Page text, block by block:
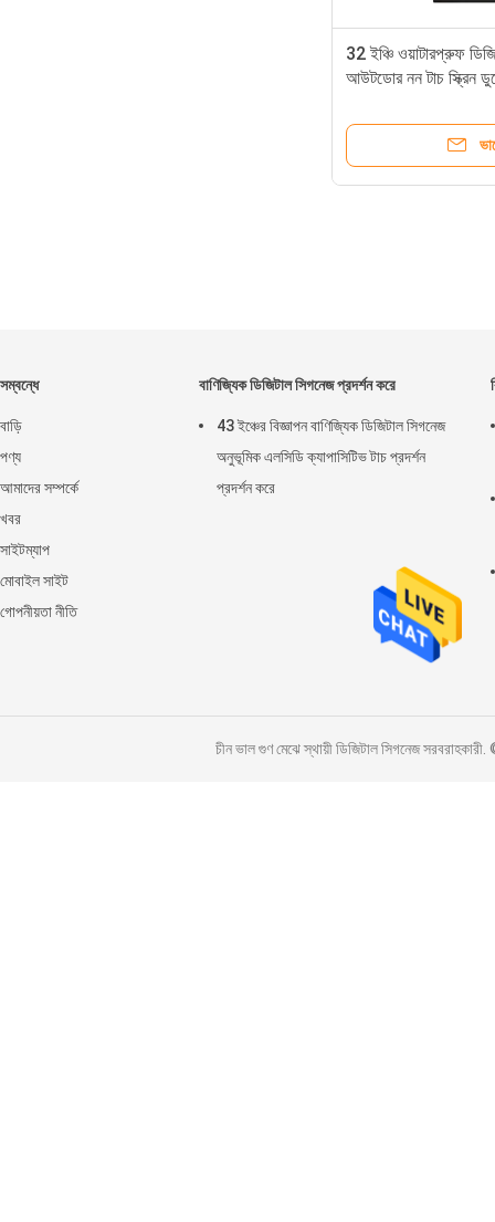
32 ইঞ্চি ওয়াটারপ্রুফ
আউটডোর নন টাচ স্ক্রিন
সম্বন্ধে
বাড়ি
পণ্য
আমাদের সম্পর্কে
খবর
সাইটম্যাপ
মোবাইল সাইট
গোপনীয়তা নীতি
বাণিজ্যিক ডিজিটাল সিগনেজ প্রদর্শন করে
43 ইঞ্চের বিজ্ঞাপন বাণিজ্যিক ডিজিটাল সিগনেজ
অনুভূমিক এলসিডি ক্যাপাসিটিভ টাচ প্রদর্শন
প্রদর্শন করে
চীন ভাল গুণ মেঝে স্থায়ী ডিজিটাল সিগনেজ